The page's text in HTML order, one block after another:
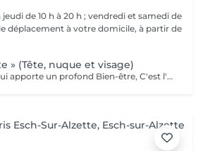
à 20 h ; vendredi et samedi de
déplacement à votre domicile, à partir de
» (Tête, nuque et visage)
C'est un massage qui apporte un profond Bien-être, C'est l'une des techniques les plus efficaces pour harmoniser le corps et l'esprit, lutter contre le stress, l'agitation, L'anxiété, les émotions, l insomnie, la fatigue etc ... La tête est le lieu où se réuni et se concentre l'ensemble du système nerveux. Toutes les informations transmises aux nerfs transitent par la tête. Le massage de la tête Prodigue à l'ensemble du corps relaxation, une meilleure circulation du sang et une Bonne oxygénation. Le massage de la nuque et épaules permet de soulager les douleurs, décontracter les muscles et les tensions. Contre-indications : Il est déconseillé aux patients souffrant de problème d'hypertension artérielle grave, Aux patients ayant subi une opération crânienne récente (moins de 3 mois), a toutes personnes qui réagiraient de manière inhabituelle pendant le massage (agitation, raideur etc)...ou des lésions cutanées sur la tête. Le visage a de très nombreux muscles, qui eux aussi doivent travailler pour être en forme. Le massage du visage relâche les tensions, détends en profondeur, améliore la santé des yeux, du nez, atténue aussi les rides, les crispations, dénoue les muscles tendus, décontracte la mâchoire. Il combat et prévient les migraines et les maux de tête. Il améliore l'humeur de la personne. Il aide à réduire l'insomnie et l'anxiété. Il combat le rhume et apporte un soulagement immédiat aux personnes souffrant de sinusite. Il favorise la concentration